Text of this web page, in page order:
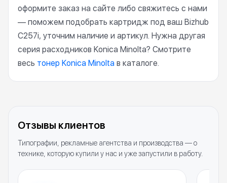
оформите заказ на сайте либо свяжитесь с нами
— поможем подобрать картридж под ваш Bizhub
C257i, уточним наличие и артикул. Нужна другая
серия расходников Konica Minolta? Смотрите
весь тонер Konica Minolta в каталоге.
Отзывы клиентов
Типографии, рекламные агентства и производства — о
технике, которую купили у нас и уже запустили в работу.